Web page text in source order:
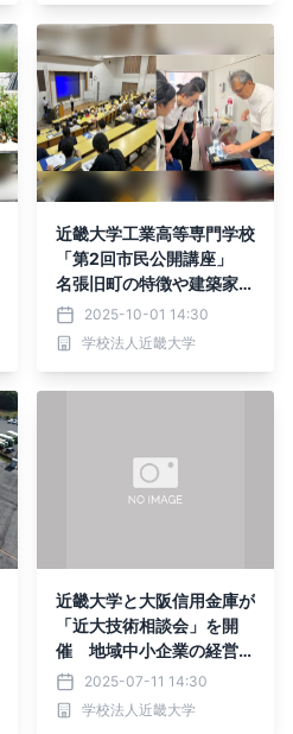
近畿大学工業高等専門学校
「第2回市民公開講座」
名張旧町の特徴や建築家・
滝澤健児氏との関わりを紹
介
2025-10-01 14:30
学校法人近畿大学
近畿大学と大阪信用金庫が
「近大技術相談会」を開
催 地域中小企業の経営・
技術課題解決を産学連携で
支援
2025-07-11 14:30
学校法人近畿大学